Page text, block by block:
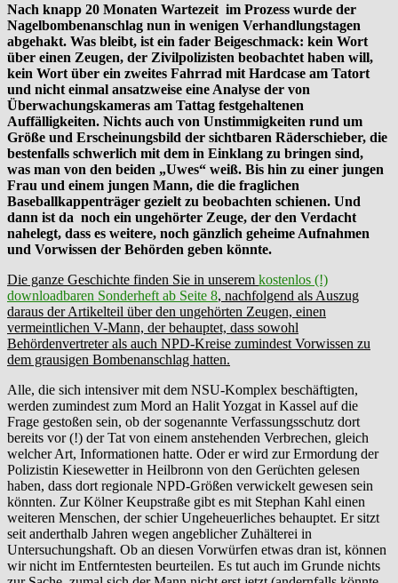
Nach knapp 20 Monaten Wartezeit im Prozess wurde der
Nagelbombenanschlag nun in wenigen Verhandlungstagen
abgehakt. Was bleibt, ist ein fader Beigeschmack: kein Wort
über einen Zeugen, der Zivilpolizisten beobachtet haben will,
kein Wort über ein zweites Fahrrad mit Hardcase am Tatort
und nicht einmal ansatzweise eine Analyse der von
Überwachungskameras am Tattag festgehaltenen
Auffälligkeiten. Nichts auch von Unstimmigkeiten rund um
Größe und Erscheinungsbild der sichtbaren Räderschieber, die
bestenfalls schwerlich mit dem in Einklang zu bringen sind,
was man von den beiden „Uwes“ weiß. Bis hin zu einer jungen
Frau und einem jungen Mann, die die fraglichen
Baseballkappenträger gezielt zu beobachten schienen. Und
dann ist da noch ein ungehörter Zeuge, der den Verdacht
nahelegt, dass es weitere, noch gänzlich geheime Aufnahmen
und Vorwissen der Behörden geben könnte.
Die ganze Geschichte finden Sie in unserem kostenlos (!)
downloadbaren Sonderheft ab Seite 8, nachfolgend als Auszug
daraus der Artikelteil über den ungehörten Zeugen, einen
vermeintlichen V-Mann, der behauptet, dass sowohl
Behördenvertreter als auch NPD-Kreise zumindest Vorwissen zu
dem grausigen Bombenanschlag hatten.
Alle, die sich intensiver mit dem NSU-Komplex beschäftigten,
werden zumindest zum Mord an Halit Yozgat in Kassel auf die
Frage gestoßen sein, ob der sogenannte Verfassungsschutz dort
bereits vor (!) der Tat von einem anstehenden Verbrechen, gleich
welcher Art, Informationen hatte. Oder er wird zur Ermordung der
Polizistin Kiesewetter in Heilbronn von den Gerüchten gelesen
haben, dass dort regionale NPD-Größen verwickelt gewesen sein
könnten. Zur Kölner Keupstraße gibt es mit Stephan Kahl einen
weiteren Menschen, der schier Ungeheuerliches behauptet. Er sitzt
seit anderthalb Jahren wegen angeblicher Zuhälterei in
Untersuchungshaft. Ob an diesen Vorwürfen etwas dran ist, können
wir nicht im Entferntesten beurteilen. Es tut auch im Grunde nichts